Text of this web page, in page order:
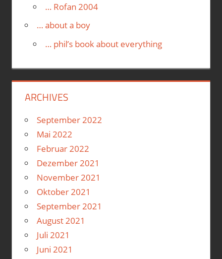
… Rofan 2004
… about a boy
… phil’s book about everything
ARCHIVES
September 2022
Mai 2022
Februar 2022
Dezember 2021
November 2021
Oktober 2021
September 2021
August 2021
Juli 2021
Juni 2021